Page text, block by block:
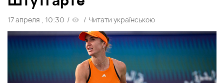
17 апреля , 10:30 / / Читати українською